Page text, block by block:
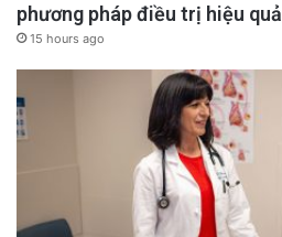
phương pháp điều trị hiệu quả
15 hours ago